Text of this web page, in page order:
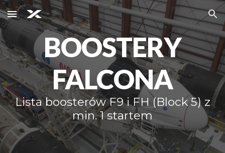
Skip to main content Skip to navigation
BOOSTERY
FALCONA
Lista boosterów F9 i FH (Block 5) z
min. 1 startem